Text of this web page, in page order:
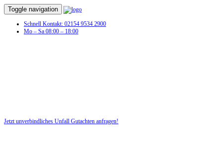
Toggle navigation
Schnell Kontakt: 02154 9534 2900
Mo – Sa 08:00 – 18:00
Jetzt unverbindliches Unfall Gutachten anfragen!